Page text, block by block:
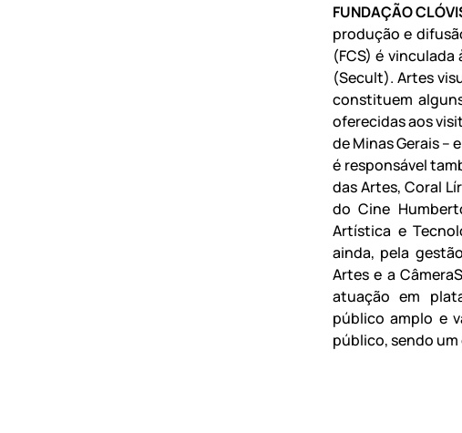
FUNDAÇÃO
produção e
(FCS) é
(Secult). Artes
constituem
oferecidas aos
de Minas Gerais –
é responsável
das Artes, Coral
do Cine
Artística e
ainda, pela
Artes e a
atuação em
público amplo e
público, sendo um